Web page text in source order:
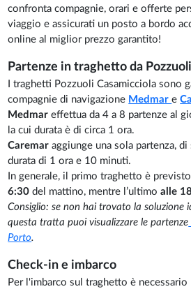
confronta compagnie, orari e offerte
viaggio e assicurati un posto a bordo
online al miglior prezzo garantito!
Partenze in traghetto da
I traghetti Pozzuoli Casamicciola sono
compagnie di navigazione Medmare
Medmareffettua da 4 a 8 partenze al
la cui durata è di circa 1 ora.
Caremaraggiunge una sola partenza,
durata di 1 ora e 10 minuti.
In generale, il primo traghetto è
6:30del mattino, mentre l’ultimo alle
Consiglio: se non hai trovato la soluzione
questa tratta puoi visualizzare le partenze
Porto.
Check-in e imbarco
Per l'imbarco sul traghetto è necessario